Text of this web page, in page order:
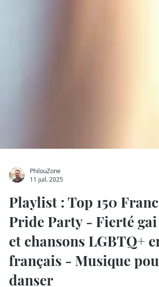
11 juil. 2025
Playlist : Top 150 Franco
Pride Party - Fierté gai
et chansons LGBTQ+ en
français - Musique pour